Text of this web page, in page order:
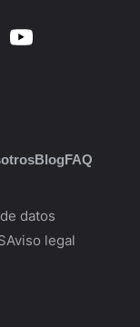
BlogFAQ
datos
Aviso legal